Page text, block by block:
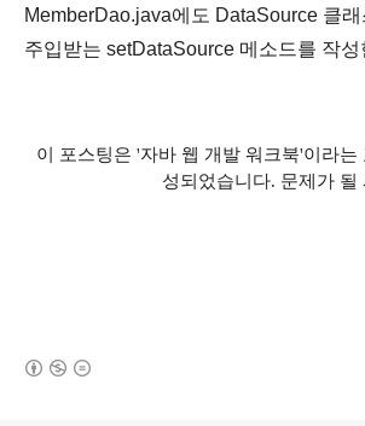
MemberDao.java에도 DataSource 클
주입받는 setDataSource 메소드를 작성
이 포스팅은 '자바 웹 개발 워크북'이라는
성되었습니다. 문제가 될